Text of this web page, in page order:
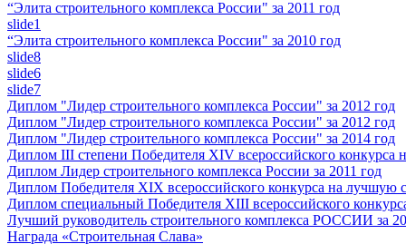
“Элита строительного комплекса России" за 2011 год
slide1
“Элита строительного комплекса России" за 2010 год
slide8
slide6
slide7
Диплом "Лидер строительного комплекса России" за 2012 год
Диплом "Лидер строительного комплекса России" за 2012 год
Диплом "Лидер строительного комплекса России" за 2014 год
Диплом III степени Победителя XIV всероссийского
Диплом Лидер строительного комплекса России за 2011 год
Диплом Победителя XIX всероссийского конкурса на лучшую
Диплом специальный Победителя XIII всероссийского
Лучший руководитель строительного комплекса РОССИИ за
Награда «Строительная Слава»